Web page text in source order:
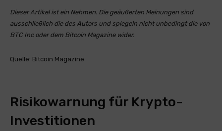
Dieser Artikel ist ein Nehmen. Die geäußerten Meinungen sind
ausschließlich die des Autors und spiegeln nicht unbedingt die von
BTC Inc oder dem Bitcoin Magazine wider.
Quelle: Bitcoin Magazine
Risikowarnung für Krypto-
Investitionen